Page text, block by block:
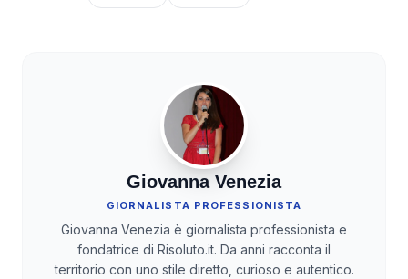
Giovanna Venezia
GIORNALISTA PROFESSIONISTA
Giovanna Venezia è giornalista professionista e
fondatrice di Risoluto.it. Da anni racconta il
territorio con uno stile diretto, curioso e autentico.